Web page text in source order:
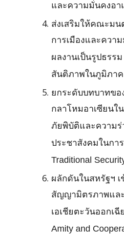
และความมั่นคงอา
ส่งเสริมให้คณะมน
การเมืองและควา
ผลงานเป็นรูปธรร
สันติภาพในภูมิภาค
ยกระดับบทบาทขอ
กลาโหมอาเซียนใ
ภัยพิบัติและความ
ประชาสังคมในกา
Traditional
ผลักดันในสหรัฐฯ
สัญญามิตรภาพแล
เอเชียตะวันออกเฉี
Amity and